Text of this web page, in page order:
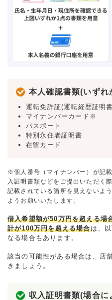
本人確認書類(いずれ
運転免許証(運転経歴証明
マイナンバーカード※
パスポート
特別永住者証明書
在留カード
※個人番号（マイナンバー）が記
入証明書類などをご提出いただく
記載されている箇所を見えないよ
ようお願いいたします。
借入希望額が50万円を超える場
計が100万円を超える場合は、
なる場合もあります。
該当の可能性がある場合は、店
きましょう。
収入証明書類(場合に